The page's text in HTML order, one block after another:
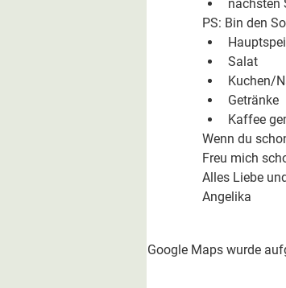
nächsten
PS: Bin den
Salat
Kuchen/
Getränke
Kaffee
Wenn du
Freu mich
Alles Liebe
Angelika
Google Maps wurde